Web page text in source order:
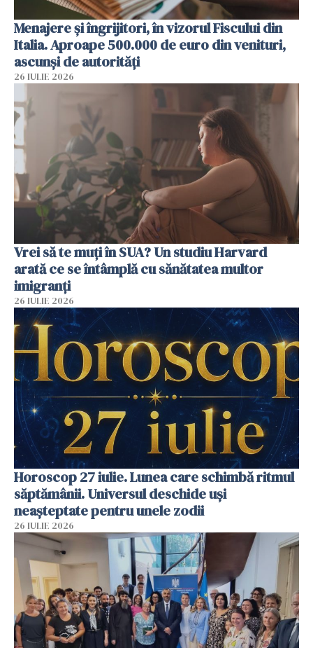
Menajere și îngrijitori, în vizorul Fiscului din
Italia. Aproape 500.000 de euro din venituri,
ascunși de autorități
26 IULIE 2026
Vrei să te muți în SUA? Un studiu Harvard
arată ce se întâmplă cu sănătatea multor
imigranți
26 IULIE 2026
Horoscop 27 iulie. Lunea care schimbă ritmul
săptămânii. Universul deschide uși
neașteptate pentru unele zodii
26 IULIE 2026